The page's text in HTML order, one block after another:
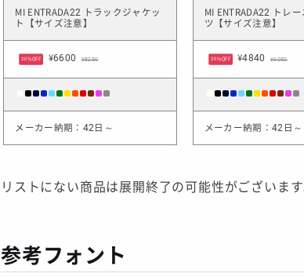
MI ENTRADA22 トラックジャケッ
ト【サイズ注意】
20%OFF ¥6600 ¥8250
メーカー納期：42日～
MI ENTRADA22 トレ
ツ【サイズ注意】
20%OFF ¥4840 ¥6050
メーカー納期：42日～
リストにない商品は展開終了の可能性がございま
参考フォント